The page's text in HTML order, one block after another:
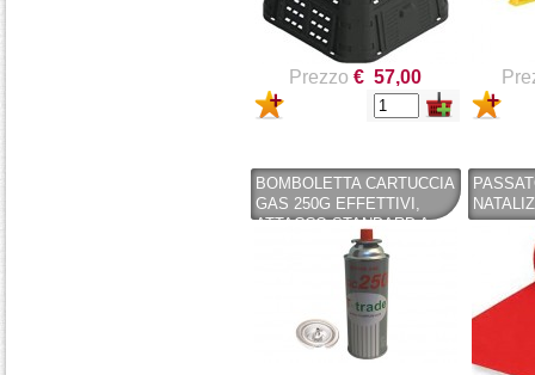
Prezzo € 57,00
BOMBOLETTA CARTUCCIA
GAS 250G EFFETTIVI,
ATTACCO STANDARD A
BAIONETTA (SPILLO) CON
VALVOLA A PRESSIONE